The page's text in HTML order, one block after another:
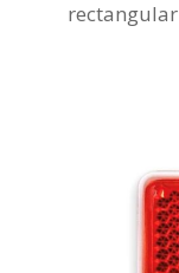
rectangular